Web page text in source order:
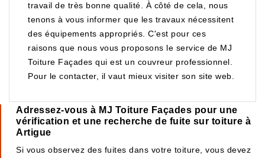
travail de très bonne qualité. À côté de cela, nous
tenons à vous informer que les travaux nécessitent
des équipements appropriés. C'est pour ces
raisons que nous vous proposons le service de MJ
Toiture Façades qui est un couvreur professionnel.
Pour le contacter, il vaut mieux visiter son site web.
Adressez-vous à MJ Toiture Façades pour une
vérification et une recherche de fuite sur toiture à
Artigue
Si vous observez des fuites dans votre toiture, vous devez